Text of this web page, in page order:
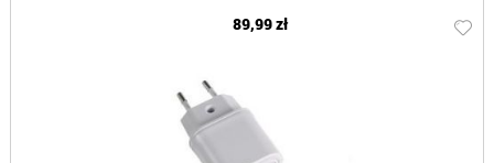
89,99 zł